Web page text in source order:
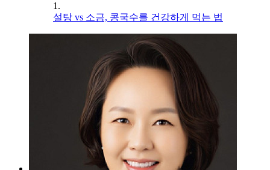
1.
설탕 vs 소금, 콩국수를 건강하게 먹는 법